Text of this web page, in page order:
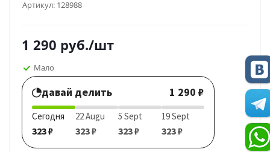
Артикул: 128988
1 290 руб./шт
Мало
давай делить 1 290 ₽
Сегодня
323 ₽
22 Augu
323 ₽
5 Sept
323 ₽
19 Sept
323 ₽